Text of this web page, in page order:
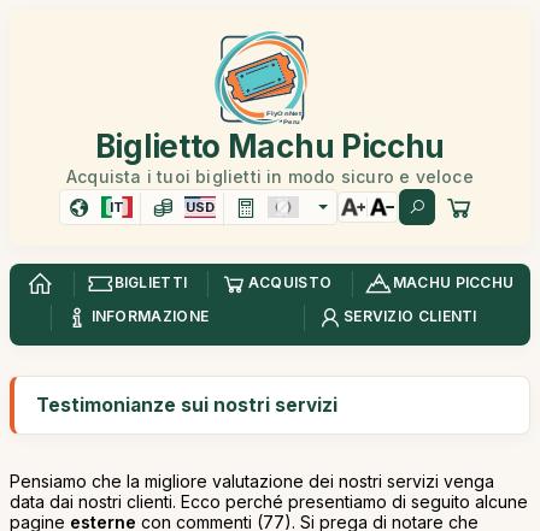
Biglietto Machu Picchu
Acquista i tuoi biglietti in modo sicuro e veloce
IT USD
BIGLIETTI ACQUISTO
MACHU PICCHU
INFORMAZIONE
SERVIZIO CLIENTI
Testimonianze sui nostri servizi
Pensiamo che la migliore valutazione dei nostri servizi venga
data dai nostri clienti. Ecco perché presentiamo di seguito alcune
pagine esterne con commenti (77). Si prega di notare che